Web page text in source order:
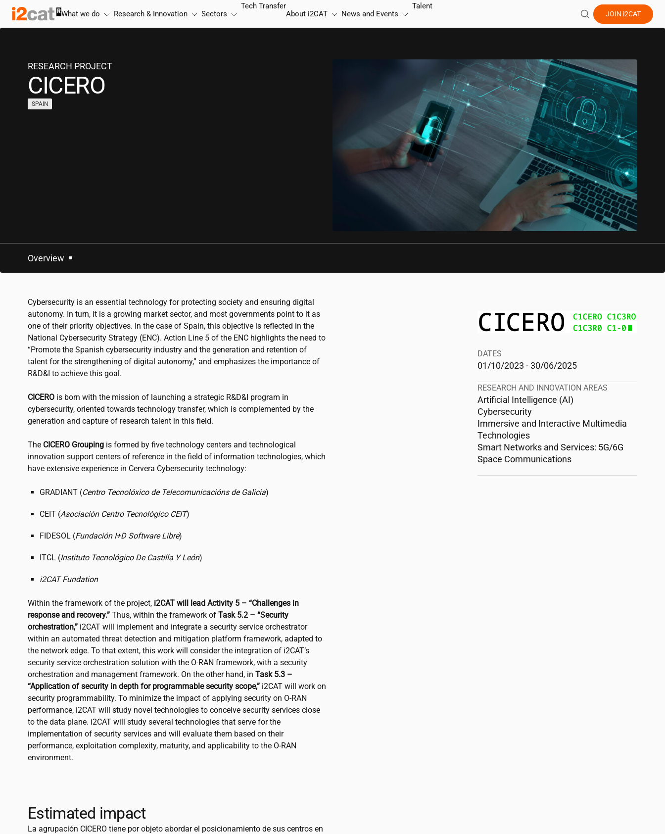
Skip
content
What we do Research & Innovation Sectors
Tech Transfer
About i2CAT News and Events
Talent
JOIN i2CAT
RESEARCH PROJECT
CICERO
SPAIN
Overview
Cybersecurity is an essential technology for protecting society and ensuring digital
autonomy. In turn, it is a growing market sector, and most governments point to it as
one of their priority objectives. In the case of Spain, this objective is reflected in the
National Cybersecurity Strategy (ENC). Action Line 5 of the ENC highlights the need to
“Promote the Spanish cybersecurity industry and the generation and retention of
talent for the strengthening of digital autonomy,” and emphasizes the importance of
R&D&I to achieve this goal.
CICERO is born with the mission of launching a strategic R&D&I program in
cybersecurity, oriented towards technology transfer, which is complemented by the
generation and capture of research talent in this field.
The CICERO Grouping is formed by five technology centers and technological
innovation support centers of reference in the field of information technologies, which
have extensive experience in Cervera Cybersecurity technology:
GRADIANT (Centro Tecnolóxico de Telecomunicacións de Galicia)
CEIT (Asociación Centro Tecnológico CEIT)
FIDESOL (Fundación I+D Software Libre)
ITCL (Instituto Tecnológico De Castilla Y León)
i2CATFundation
Within the framework of the project, i2CAT will lead Activity 5 – “Challenges in
response and recovery.” Thus, within the framework of Task 5.2 – “Security
orchestration,” i2CAT will implement and integrate a security service orchestrator
within an automated threat detection and mitigation platform framework, adapted to
the network edge. To that extent, this work will consider the integration of i2CAT’s
security service orchestration solution with the O-RAN framework, with a security
orchestration and management framework. On the other hand, in Task 5.3 –
“Application of security in depth for programmable security scope,” i2CAT will work on
security programmability. To minimize the impact of applying security on O-RAN
performance, i2CAT will study novel technologies to conceive security services close
to the data plane. i2CAT will study several technologies that serve for the
implementation of security services and will evaluate them based on their
performance, exploitation complexity, maturity, and applicability to the O-RAN
environment.
Estimated impact
La agrupación CICERO tiene por objeto abordar el posicionamiento de sus centros en
DATES
01/10/2023 - 30/06/2025
RESEARCH AND INNOVATION AREAS
Artificial Intelligence (AI)
Cybersecurity
Immersive and Interactive Multimedia
Technologies
Smart Networks and Services: 5G/6G
Space Communications